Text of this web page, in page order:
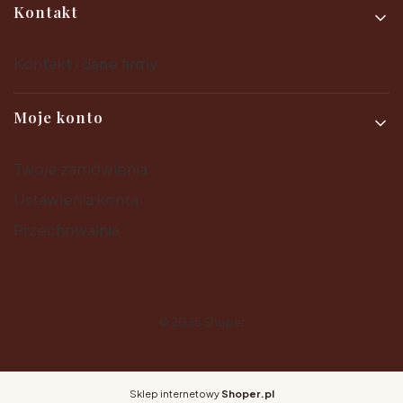
Kontakt
Moje konto
Sklep internetowy Shoper.pl